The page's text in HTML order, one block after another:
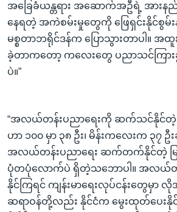
အခြေခံယန္တရား အဆောက်အဦရဲ့ အားန
နေရတဲ့ အကဲစမ်းမှုတွေကို ဖြေရှင်းနိုင်စွမ်း
မစ္စတာဘရိုင်ဒန်က ပြောသွားတာပါ။ အ
ခဲ့တာကတော့ ကလေးတွေ ပညာသင်ကြား
ပဲ။”
“အလယ်တန်းပညာရေးကို ဆက်သင်နိုင်တဲ့
ဟာ ၁၀၀ မှာ ၃၈ ဦး၊ မိန်းကလေးက ၃၇ ဦ
အလယ်တန်းပညာရေး ဆက်တက်နိုင်တဲ့ မြ
ပုံတပုံလောက်ပဲ ရှိတဲ့သဘောပါ။ အလယ်တ
နိုင်ကြရင် ကျန်းမာရေးလုပ်ငန်းတွေမှာ
ဆရာဝန်တို့လည်း နိုင်ငံက မွေးထုတ်ပေးနိုင်